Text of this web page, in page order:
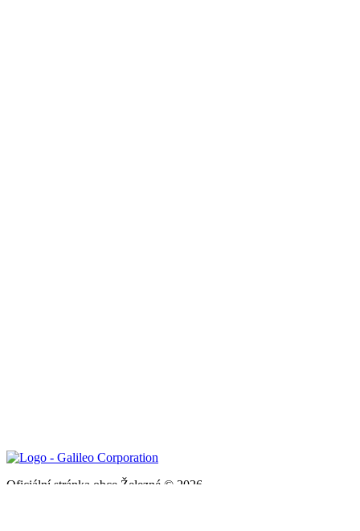
Oficiální stránka obce Železné © 2026